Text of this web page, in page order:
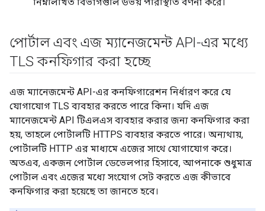
পোর্টাল এবং এজ ম্যানেজমেন্ট API-এর মধ্যে
TLS কনফিগার করা হচ্ছে
এজ ম্যানেজমেন্ট API-এর কনফিগারেশন নির্ধারণ করে যে
যোগাযোগ TLS ব্যবহার করতে পারে কিনা। যদি এজ
ম্যানেজমেন্ট API টিএলএস ব্যবহার করার জন্য কনফিগার করা
হয়, তাহলে পোর্টালটি HTTPS ব্যবহার করতে পারে। অন্যথায়,
পোর্টালটি HTTP এর মাধ্যমে এজের সাথে যোগাযোগ করে।
অতএব, একজন পোর্টাল ডেভেলপার হিসাবে, আপনাকে শুধুমাত্র
পোর্টাল এবং এজের মধ্যে সংযোগ সেট করতে এজ কীভাবে
কনফিগার করা হয়েছে তা জানতে হবে।